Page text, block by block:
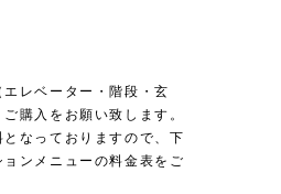
レベーター・階段・玄
購入をお願い致します。
なっておりますので、下
ンメニューの料金表をご